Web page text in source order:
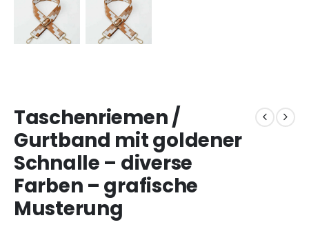
Taschenriemen /
Gurtband mit goldener
Schnalle – diverse
Farben – grafische
Musterung